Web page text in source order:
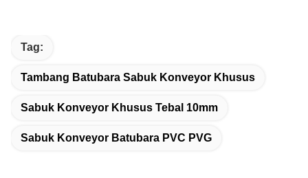
Tag:
Tambang Batubara Sabuk Konveyor Khusus
Sabuk Konveyor Khusus Tebal 10mm
Sabuk Konveyor Batubara PVC PVG